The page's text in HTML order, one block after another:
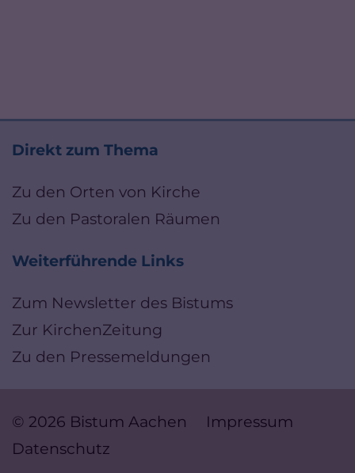
Direkt zum Thema
Zu den Orten von Kirche
Zu den Pastoralen Räumen
Weiterführende Links
Zum Newsletter des Bistums
Zur KirchenZeitung
Zu den Pressemeldungen
© 2026 Bistum Aachen
Impressum
Datenschutz